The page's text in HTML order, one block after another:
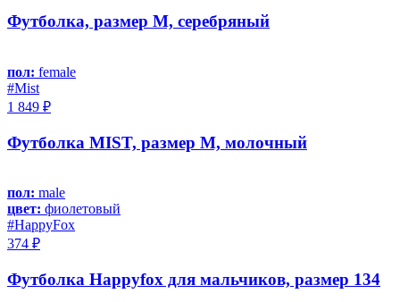
Футболка, размер M, серебряный
пол: female
#Mist
1 849 ₽
Футболка MIST, размер M, молочный
пол: male
цвет: фиолетовый
#HappyFox
374 ₽
Футболка Happyfox для мальчиков, размер 134